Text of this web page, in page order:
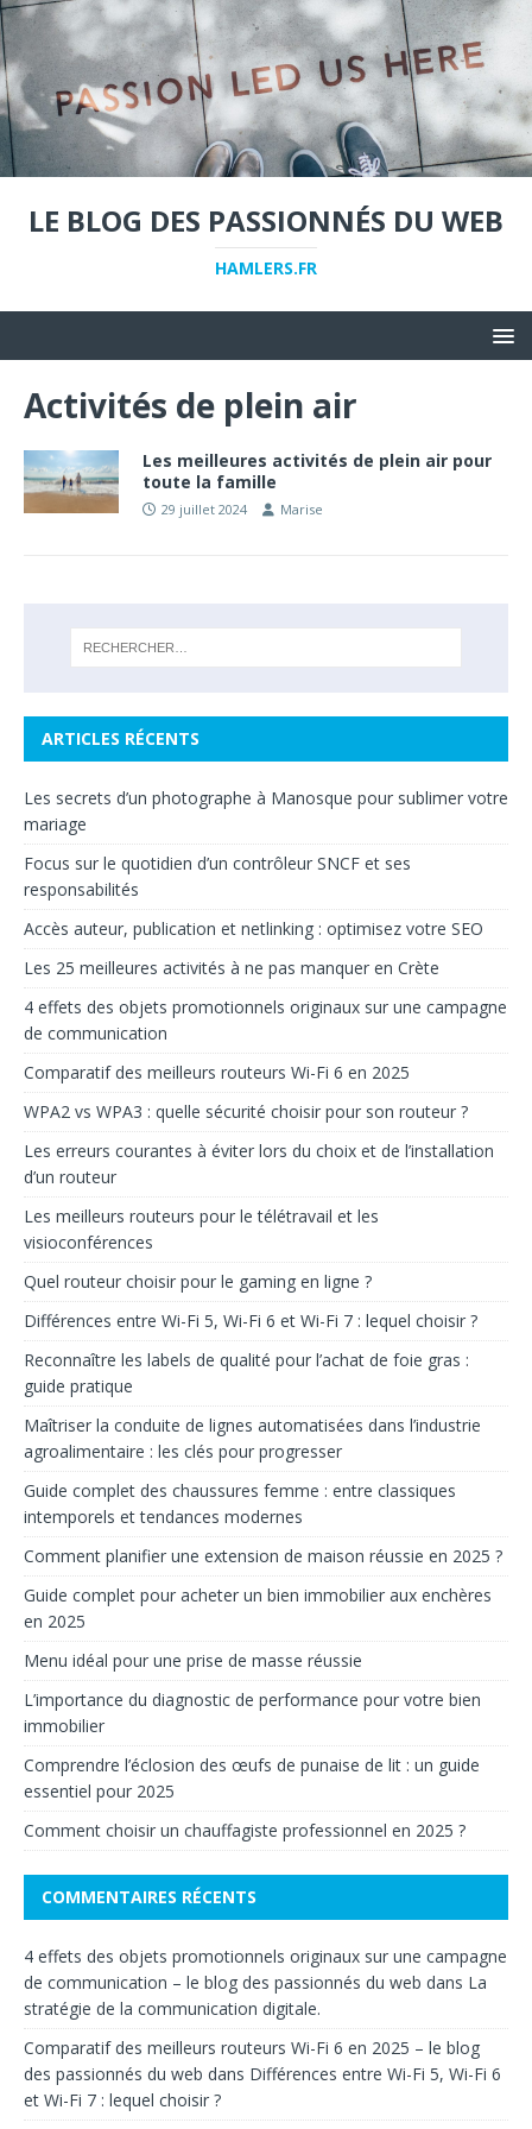
LE BLOG DES PASSIONNÉS DU WEB
HAMLERS.FR
Activités de plein air
Les meilleures activités de plein air pour
toute la famille
29 juillet 2024 Marise
ARTICLES RÉCENTS
Les secrets d’un photographe à Manosque pour sublimer votre
mariage
Focus sur le quotidien d’un contrôleur SNCF et ses
responsabilités
Accès auteur, publication et netlinking : optimisez votre SEO
Les 25 meilleures activités à ne pas manquer en Crète
4 effets des objets promotionnels originaux sur une campagne
de communication
Comparatif des meilleurs routeurs Wi-Fi 6 en 2025
WPA2 vs WPA3 : quelle sécurité choisir pour son routeur ?
Les erreurs courantes à éviter lors du choix et de l’installation
d’un routeur
Les meilleurs routeurs pour le télétravail et les
visioconférences
Quel routeur choisir pour le gaming en ligne ?
Différences entre Wi-Fi 5, Wi-Fi 6 et Wi-Fi 7 : lequel choisir ?
Reconnaître les labels de qualité pour l’achat de foie gras :
guide pratique
Maîtriser la conduite de lignes automatisées dans l’industrie
agroalimentaire : les clés pour progresser
Guide complet des chaussures femme : entre classiques
intemporels et tendances modernes
Comment planifier une extension de maison réussie en 2025 ?
Guide complet pour acheter un bien immobilier aux enchères
en 2025
Menu idéal pour une prise de masse réussie
L’importance du diagnostic de performance pour votre bien
immobilier
Comprendre l’éclosion des œufs de punaise de lit : un guide
essentiel pour 2025
Comment choisir un chauffagiste professionnel en 2025 ?
COMMENTAIRES RÉCENTS
4 effets des objets promotionnels originaux sur une campagne
de communication – le blog des passionnés du web dans La
stratégie de la communication digitale.
Comparatif des meilleurs routeurs Wi-Fi 6 en 2025 – le blog
des passionnés du web dans Différences entre Wi-Fi 5, Wi-Fi 6
et Wi-Fi 7 : lequel choisir ?